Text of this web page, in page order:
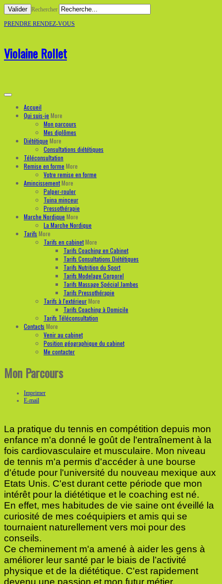
Valider Rechercher
PRENDRE RENDEZ-VOUS
Violaine Rollet
Accueil
Qui suis-je More
Mon parcours
Mes diplômes
Diététique More
Consultations diététiques
Téléconsultation
Remise en forme More
Votre remise en forme
AmincissementMore
Palper-rouler
Tuina minceur
Pressothérapie
Marche Nordique More
La Marche Nordique
Tarifs More
Tarifs en cabinetMore
Tarifs Coaching en Cabinet
Tarifs Consultations Diététiques
Tarifs Nutrition du Sport
Tarifs Modelage Corporel
Tarifs Massage Spécial Jambes
Tarifs Pressothérapie
Tarifs à l'extérieurMore
Tarifs Coaching à Domicile
Tarifs Téléconsultation
Contacts More
Venir au cabinet
Position géographique du cabinet
Me contacter
Mon Parcours
Imprimer
E-mail
La pratique du tennis en compétition depuis mon
enfance m'a donné le goût de l'entraînement à la
fois cardiovasculaire et musculaire. Mon niveau
de tennis m'a permis d'accéder à une bourse
d'étude pour l'université du nouveau mexique aux
Etats Unis. C'est durant cette période que mon
intérêt pour la diététique et le coaching est né.
En effet, mes habitudes de vie saine ont éveillé la
curiosité de mes coéquipiers et amis qui se
tournaient naturellement vers moi pour des
conseils.
Ce cheminement m'a amené à aider les gens à
améliorer leur santé par le biais de l’activité
physique et de la diététique. C'est rapidement
devenu une passion et mon futur métier.